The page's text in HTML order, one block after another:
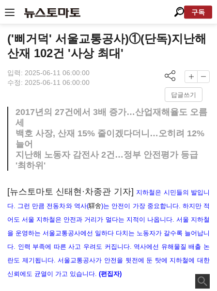
구독
('삐거덕' 서울교통공사)①(단독)지난해
산재 102건 '사상 최대'
입력: 2025-06-11 06:00:00
수정: 2025-06-11 06:00:00
답글쓰기
2017년의 27건에서 3배 증가…산업재해율도 오름
세
백호 사장, 산재 15% 줄이겠다더니…오히려 12%
늘어
지난해 노동자 감전사 2건…정부 안전평가 등급
'최하위'
[뉴스토마토 신태현·차종관 기자] 지하철은 시민들의 발입니
다. 그런 만큼 전동차와 역사(驛舍)는 안전이 가장 중요합니다. 하지만 적
어도 서울 지하철은 안전과 거리가 멀다는 지적이 나옵니다. 서울 지하철
을 운영하는 서울교통공사에선 일하다 다치는 노동자가 갈수록 늘어납니
다. 인력 부족에 따른 사고 우려도 커집니다. 역사에선 유해물질 배출 논
란도 제기됩니다. 서울교통공사가 안전을 뒷전에 둔 탓에 지하철에 대한
신뢰에도 균열이 가고 있습니다. (편집자)